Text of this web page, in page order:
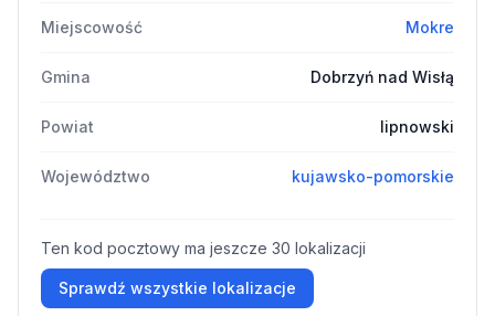
Miejscowość Mokre
Gmina Dobrzyń nad Wisłą
Powiat lipnowski
Województwo kujawsko-pomorskie
Ten kod pocztowy ma jeszcze 30 lokalizacji
Sprawdź wszystkie lokalizacje